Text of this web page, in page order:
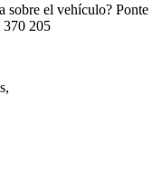
sobre el vehículo? Ponte
370 205